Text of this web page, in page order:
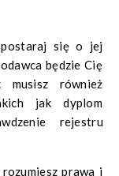
postaraj się o jej
będzie Cię
musisz również
jak dyplom
rejestru
prawa i